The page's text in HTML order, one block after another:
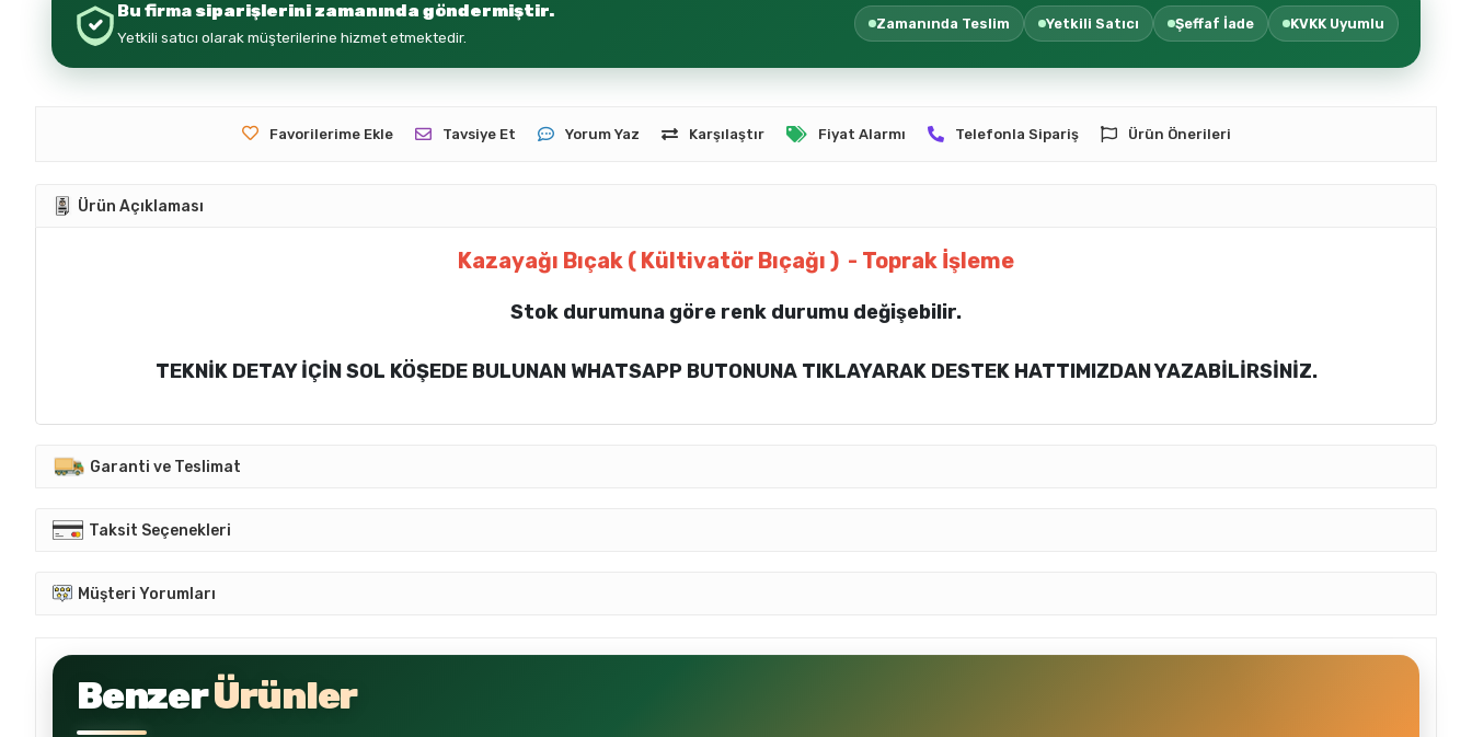
Bu firma siparişlerini zamanında göndermiştir.
Yetkili satıcı olarak müşterilerine hizmet etmektedir.
Zamanında Teslim Yetkili Satıcı Şeffaf İade KVKK Uyumlu
Favorilerime Ekle Tavsiye Et Yorum Yaz Karşılaştır Fiyat Alarmı Telefonla Sipariş Ürün Önerileri
Ürün Açıklaması
Kazayağı Bıçak ( Kültivatör Bıçağı ) - Toprak İşleme
Stok durumuna göre renk durumu değişebilir.
TEKNİK DETAY İÇİN SOL KÖŞEDE BULUNAN WHATSAPP BUTONUNA TIKLAYARAK DESTEK HATTIMIZDAN YAZABİLİRSİNİZ.
Garanti ve Teslimat
Taksit Seçenekleri
Müşteri Yorumları
BenzerÜrünler